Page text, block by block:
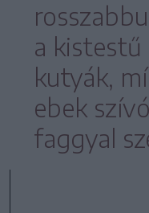
a kistestű
kutyák,
ebek
faggyal